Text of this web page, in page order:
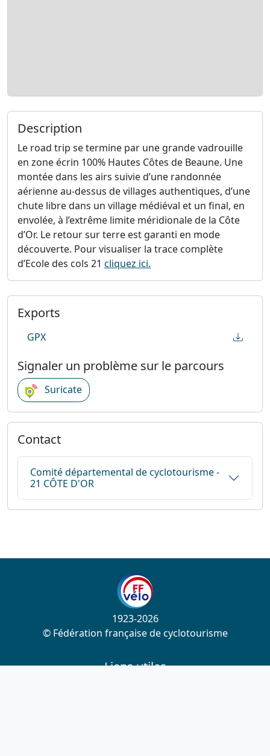
Description
Le road trip se termine par une grande vadrouille
en zone écrin 100% Hautes Côtes de Beaune. Une
montée dans les airs suivie d’une randonnée
aérienne au-dessus de villages authentiques, d’une
chute libre dans un village médiéval et un final, en
envolée, à l’extrême limite méridionale de la Côte
d’Or. Le retour sur terre est garanti en mode
découverte. Pour visualiser la trace complète
d’Ecole des cols 21 cliquez ici.
Exports
GPX
Signaler un problème sur le parcours
Suricate
Contact
Comité départemental de cyclotourisme -
21 CÔTE D'OR
1923-2026
© Fédération française de cyclotourisme
Liens utiles